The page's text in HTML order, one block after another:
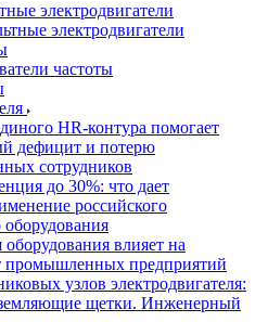
электродвигатели
электродвигатели
частоты
HR-контура помогает
дефицит и потерю
сотрудников
до 30%: что дает
российского
влияет на
промышленных предприятий
узлов электродвигателя:
щетки. Инженерный